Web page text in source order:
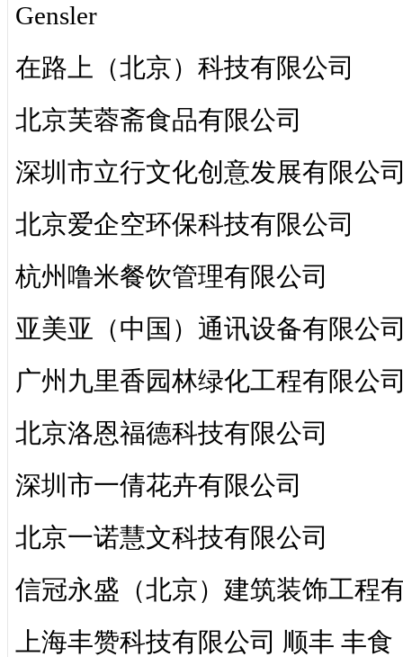
Gensler
在路上（北京）科技有限公司
北京芙蓉斋食品有限公司
深圳市立行文化创意发展有限公
北京爱企空环保科技有限公司
杭州噜米餐饮管理有限公司
亚美亚（中国）通讯设备有限公
广州九里香园林绿化工程有限公
北京洛恩福德科技有限公司
深圳市一倩花卉有限公司
北京一诺慧文科技有限公司
信冠永盛（北京）建筑装饰工程
上海丰赞科技有限公司 顺丰 丰食